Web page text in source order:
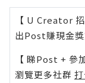
【 U Creator 招
出Post賺現金
【 睇Post + 參
瀏覽更多社群